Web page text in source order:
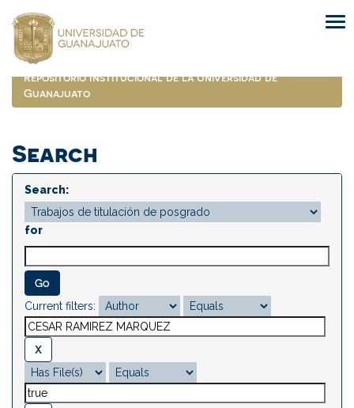
navigation
Repositorio Institucional de la Universidad de
Guanajuato
Search
Search:
for
Current filters: